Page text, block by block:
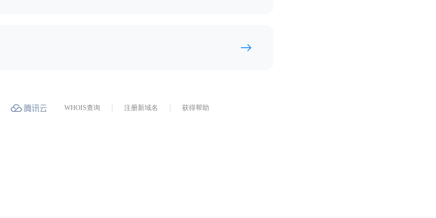
WHOIS查询 注册新域名 获得帮助